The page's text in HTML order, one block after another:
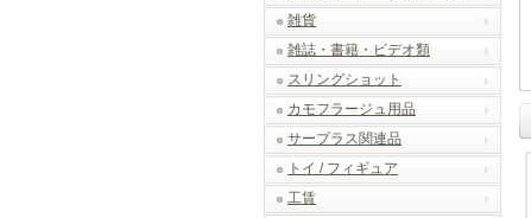
雑貨
雑誌・書籍・ビデオ類
スリングショット
カモフラージュ用品
サープラス関連品
トイ / フィギュア
工賃